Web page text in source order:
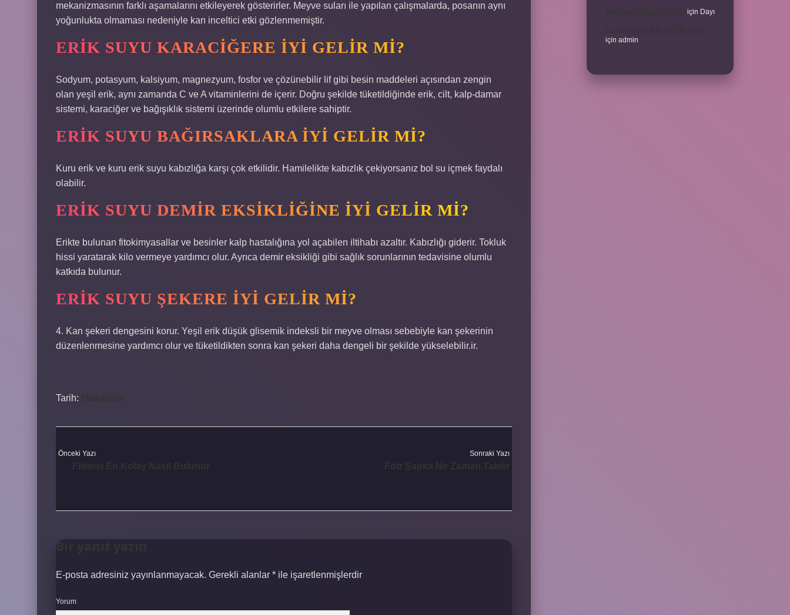
mekanizmasının farklı aşamalarını etkileyerek gösterirler. Meyve suları ile yapılan çalışmalarda, posanın aynı
yoğunlukta olmaması nedeniyle kan inceltici etki gözlenmemiştir.
ERIK SUYU KARACIĞERE IYI GELIR MI?
Sodyum, potasyum, kalsiyum, magnezyum, fosfor ve çözünebilir lif gibi besin maddeleri açısından zengin
olan yeşil erik, aynı zamanda C ve A vitaminlerini de içerir. Doğru şekilde tüketildiğinde erik, cilt, kalp-damar
sistemi, karaciğer ve bağışıklık sistemi üzerinde olumlu etkilere sahiptir.
ERIK SUYU BAĞIRSAKLARA IYI GELIR MI?
Kuru erik ve kuru erik suyu kabızlığa karşı çok etkilidir. Hamilelikte kabızlık çekiyorsanız bol su içmek faydalı
olabilir.
ERIK SUYU DEMIR EKSIKLIĞINE IYI GELIR MI?
Erikte bulunan fitokimyasallar ve besinler kalp hastalığına yol açabilen iltihabı azaltır. Kabızlığı giderir. Tokluk
hissi yaratarak kilo vermeye yardımcı olur. Ayrıca demir eksikliği gibi sağlık sorunlarının tedavisine olumlu
katkıda bulunur.
ERIK SUYU ŞEKERE IYI GELIR MI?
4. Kan şekeri dengesini korur. Yeşil erik düşük glisemik indeksli bir meyve olması sebebiyle kan şekerinin
düzenlenmesine yardımcı olur ve tüketildikten sonra kan şekeri daha dengeli bir şekilde yükselebilir.ir.
Tarih: Makaleler
Önceki Yazı Sonraki Yazı
Bir yanıt yazın
E-posta adresiniz yayınlanmayacak. Gerekli alanlar * ile işaretlenmişlerdir
Yorum
için Dayı
için admin